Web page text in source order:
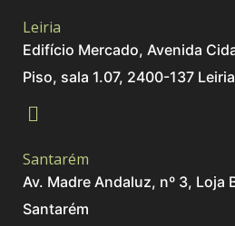
Leiria
Edifício Mercado, Avenida
Piso, sala 1.07, 2400-137 Leiria
Santarém
Av. Madre Andaluz, nº 3, Loja
Santarém